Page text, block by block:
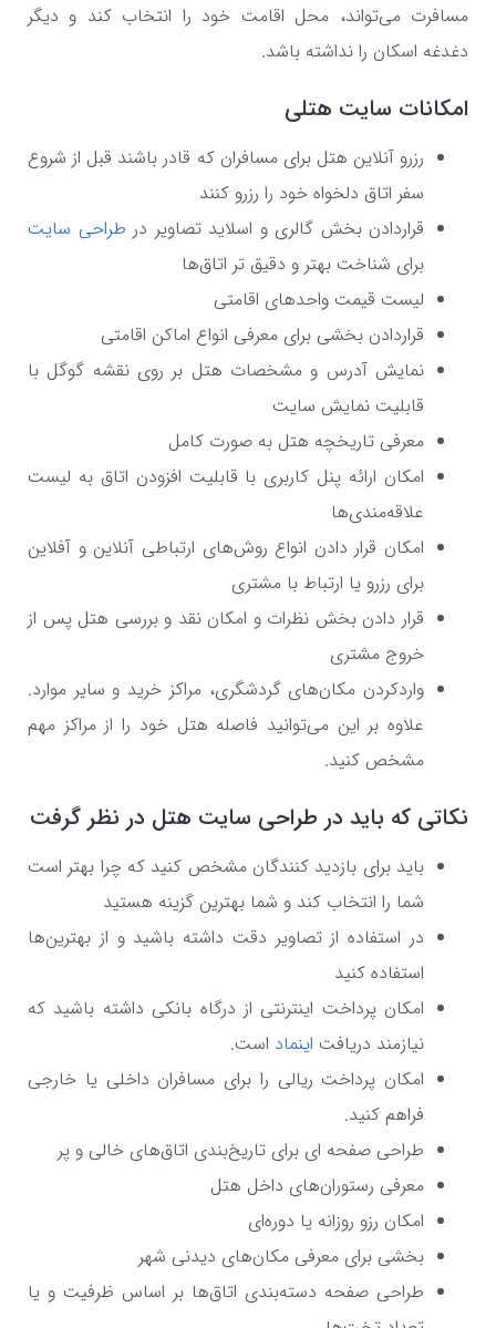
مسافرت می‌تواند، محل اقامت خود را انتخاب کند و دیگر
دغدغه اسکان را نداشته باشد.
امکانات سایت هتلی
رزرو آنلاین هتل برای مسافران که قادر باشند قبل از شروع
سفر اتاق دلخواه خود را رزرو کنند
قراردادن بخش گالری و اسلاید تصاویر در طراحی سایت
برای شناخت بهتر و دقیق تر اتاق‌ها
لیست قیمت واحدهای اقامتی
قراردادن بخشی برای معرفی انواع اماکن اقامتی
نمایش آدرس و مشخصات هتل بر روی نقشه گوگل با
قابلیت نمایش سایت
معرفی تاریخچه هتل به صورت کامل
امکان ارائه پنل کاربری با قابلیت افزودن اتاق به لیست
علاقه‌مندی‌ها
امکان قرار دادن انواع روش‌های ارتباطی آنلاین و آفلاین
برای رزرو یا ارتباط با مشتری
قرار دادن بخش نظرات و امکان نقد و بررسی هتل پس از
خروج مشتری
واردکردن مکان‌های گردشگری، مراکز خرید و سایر موارد.
علاوه بر این می‌توانید فاصله هتل خود را از مراکز مهم
مشخص کنید.
نکاتی که باید در طراحی سایت هتل در نظر گرفت
باید برای بازدید کنندگان مشخص کنید که چرا بهتر است
شما را انتخاب کند و شما بهترین گزینه هستید
در استفاده از تصاویر دقت داشته باشید و از بهترین‌ها
استفاده کنید
امکان پرداخت اینترنتی از درگاه بانکی داشته باشید که
نیازمند دریافت اینماد است.
امکان پرداخت ریالی را برای مسافران داخلی یا خارجی
فراهم کنید.
طراحی صفحه ای برای تاریخ‌بندی اتاق‌های خالی و پر
معرفی رستوران‌های داخل هتل
امکان رزو روزانه یا دوره‌ای
بخشی برای معرفی مکان‌های دیدنی شهر
طراحی صفحه دسته‌بندی اتاق‌ها بر اساس ظرفیت و یا